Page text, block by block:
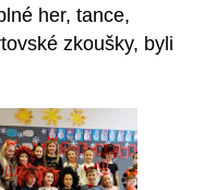
her, tance,
zkoušky, byli